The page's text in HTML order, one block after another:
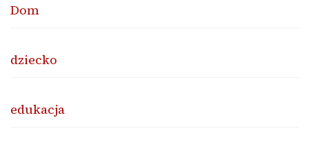
Dom
dziecko
edukacja